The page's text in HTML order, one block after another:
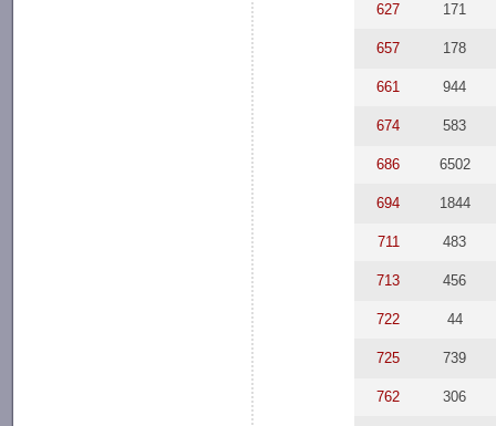
627 171
657 178
661 944
674 583
686 6502
694 1844
711 483
713 456
722 44
725 739
762 306